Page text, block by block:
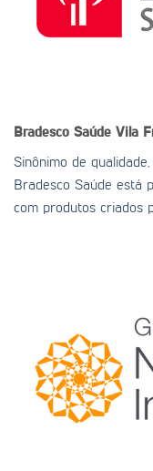
Bradesco Saúde Vila
Sinônimo de
Bradesco Saúde está
com produtos criados